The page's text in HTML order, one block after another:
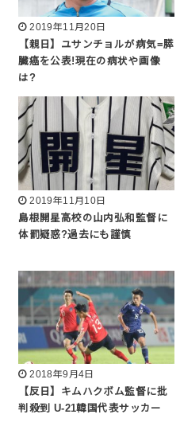
2019年11月20日
【親日】ユサンチョルが病気=膵
臓癌を公表!現在の病状や画像
は?
2019年11月10日
島根開星高校の山内弘和監督に
体罰疑惑?過去にも謹慎
2018年9月4日
【反日】キムハクボム監督に批
判殺到 U-21韓国代表サッカー